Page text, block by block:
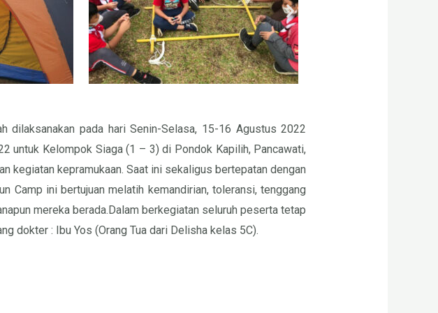
dilaksanakan pada hari Senin-Selasa, 15-16 Agustus 2022
untuk Kelompok Siaga (1 – 3) di Pondok Kapilih, Pancawati,
kegiatan kepramukaan. Saat ini sekaligus bertepatan dengan
Camp ini bertujuan melatih kemandirian, toleransi, tenggang
mereka berada.Dalam berkegiatan seluruh peserta tetap
dokter : Ibu Yos (Orang Tua dari Delisha kelas 5C).